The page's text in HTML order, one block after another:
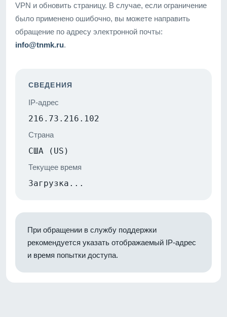
VPN и обновить страницу. В случае, если ограничение
было применено ошибочно, вы можете направить
обращение по адресу электронной почты:
info@tnmk.ru.
СВЕДЕНИЯ
IP-адрес
216.73.216.102
Страна
США (US)
Текущее время
Загрузка...
При обращении в службу поддержки
рекомендуется указать отображаемый IP-адрес
и время попытки доступа.